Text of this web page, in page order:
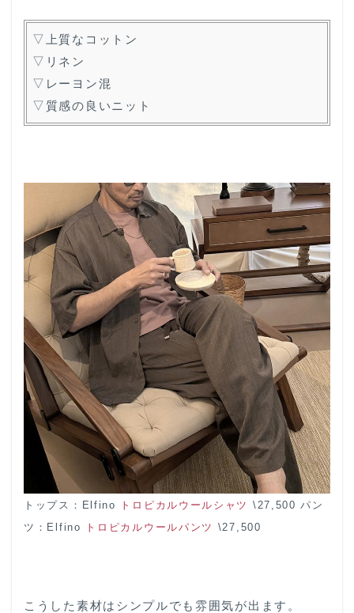
▽上質なコットン
▽リネン
▽レーヨン混
▽質感の良いニット
トップス：Elfino トロピカルウールシャツ \27,500 パン
ツ：Elfino
トロピカルウールパンツ \27,500
こうした素材はシンプルでも雰囲気が出ます。